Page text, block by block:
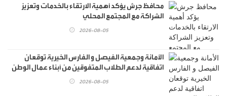
محافظ جرش يؤكد أهمية الارتقاء بالخدمات وتعزيز
الشراكة مع المجتمع المحلي
2026-08-05
الأمانة وجمعية الفيصل و الفارس الخيرية توقعان
اتفاقية لدعم الطلاب المتفوقين من أبناء عمال الوطن
2026-08-05